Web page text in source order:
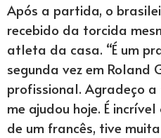
Após a partida, o
recebido da torcida
atleta da casa. “É um
segunda vez em Roland
profissional. Agradeço
me ajudou hoje. É
de um francês, tive